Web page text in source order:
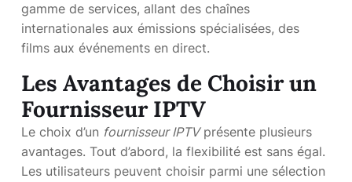
gamme de services, allant des chaînes
internationales aux émissions spécialisées, des
films aux événements en direct.
Les Avantages de Choisir un
Fournisseur IPTV
Le choix d’un fournisseur IPTVprésente plusieurs
avantages. Tout d’abord, la flexibilité est sans égal.
Les utilisateurs peuvent choisir parmi une sélection